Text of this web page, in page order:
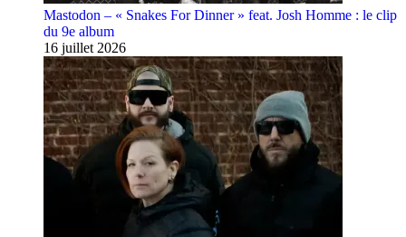
Mastodon – « Snakes For Dinner » feat. Josh Homme : le clip
du 9e album
16 juillet 2026